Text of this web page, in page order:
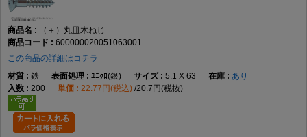
（＋）丸皿木ねじ
600000020051063001
この商品の詳細はコチラ
鉄
ﾕﾆｸﾛ(銀) 5.1 X 63
あり
200
22.77円(税込) 20.7円(税抜)